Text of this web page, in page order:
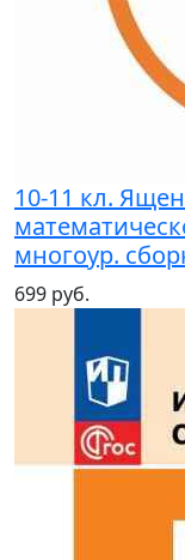
10-11 кл.
многоур.
699 руб.